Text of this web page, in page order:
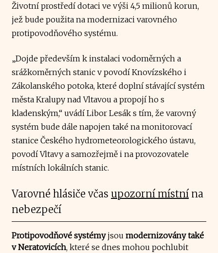
Životní prostředí dotaci ve výši 4,5 milionů korun,
jež bude použita na modernizaci varovného
protipovodňového systému.
„Dojde především k instalaci vodoměrných a
srážkoměrných stanic v povodí Knovízského i
Zákolanského potoka, které doplní stávající systém
města Kralupy nad Vltavou a propojí ho s
kladenským,“ uvádí Libor Lesák s tím, že varovný
systém bude dále napojen také na monitorovací
stanice Českého hydrometeorologického ústavu,
povodí Vltavy a samozřejmě i na provozovatele
místních lokálních stanic.
Varovné hlásiče včas upozorní místní na
nebezpečí
Protipovodňové systémyjsou modernizovány také
v Neratovicích, které se dnes mohou pochlubit